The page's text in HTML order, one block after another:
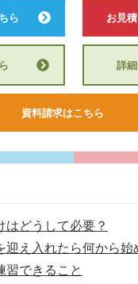
ら お見
詳
資料請求はこちら
はどうして必要？
迎え入れたら何から始
習できること